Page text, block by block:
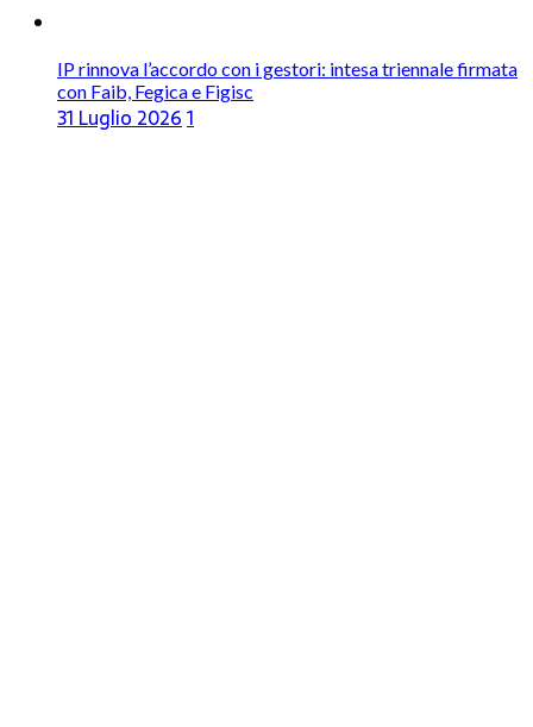
IP rinnova l’accordo con i gestori: intesa triennale firmata
con Faib, Fegica e Figisc
31 Luglio 20261